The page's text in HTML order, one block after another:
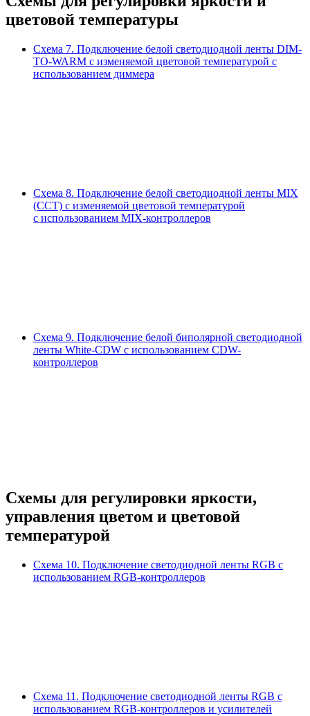
цветовой температуры
Схема 7. Подключение белой светодиодной ленты DIM-
TO-WARM с изменяемой цветовой температурой с
использованием диммера
Схема 8. Подключение белой светодиодной ленты MIX
(CCT) с изменяемой цветовой температурой
с использованием MIX-контроллеров
Схема 9. Подключение белой биполярной светодиодной
ленты White-CDW с использованием CDW-
контроллеров
Схемы для регулировки яркости,
управления цветом и цветовой
температурой
Схема 10. Подключение светодиодной ленты RGB с
использованием RGB-контроллеров
Схема 11. Подключение светодиодной ленты RGB c
использованием RGB-контроллеров и усилителей